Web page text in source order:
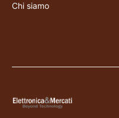
Chi siamo